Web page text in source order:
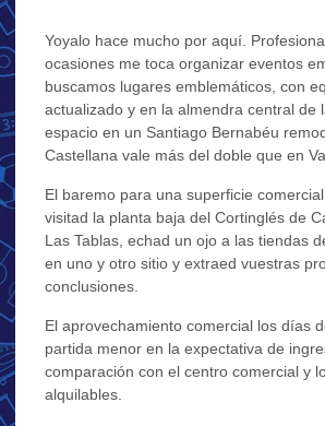
Yoyalo hace mucho por aquí.
ocasiones me toca organizar eventos
buscamos lugares emblemáticos, con
actualizado y en la almendra central de
espacio en un Santiago Bernabéu
Castellana vale más del doble que en
El baremo para una superficie
visitad la planta baja del Cortinglés de
Las Tablas, echad un ojo a las tiendas
en uno y otro sitio y extraed vuestras
conclusiones.
El aprovechamiento comercial los días
partida menor en la expectativa de
comparación con el centro comercial y
alquilables.